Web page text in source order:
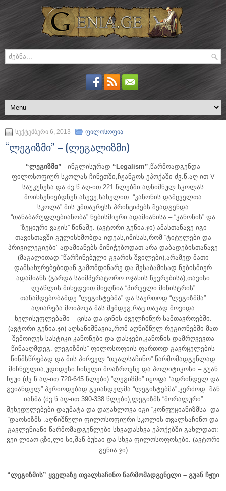
სექტემბერი 6, 2013 ფილოსოფია
“ლეგიზმი” – (ლეგალიზმი)
“ლეგიზმი” - ინგლისურად “Legalism”,წარმოადგენდა
ფილოსოფიურ სკოლას ჩინეთში,ჩჟანგოს ეპოქაში ძვ.წ.აღ-ით V
საუკუნესა და ძვ.წ.აღ-ით 221 წლებში.აღნიშნულ სკოლას
მოიხსენიებდნენ ასევე,სახელით: “კანონის დამცველთა
სკოლა”.მის უმთავრესს პრინციპებს შეადგენდა
“თანაბარუფლებიანობა” ნებისმიერი ადამიანისა – “კანონის” და
“ზეციური ვაჟის” წინაშე. (ავტორი გენია.ჯი) ამასთანავე იგი
თავისთავში გულისხმობდა იდეას,იმისას,რომ “ტიტულები და
პრივილეგიები” ადამიანებს მინიჭებოდათ არა დაბადებისთანავე
(მაგალითად “წარჩინებული გვარის შვილები),არამედ მათი
დამსახურებებიდან გამომდინარე და შესაბამისად ნებისმიერ
ადამიანს (გარდა საიმპერატორო ოჯახის წევრებისა),თავისი
ღვაწლის მიხედვით მიეღწია “პირველი მინისტრის”
თანამდებობამდე.”ლეგისტებმა” და საერთოდ “ლეგიზმმა”
აღიარება მოიპოვა მას შემდეგ,რაც თავად მოვიდა
ხელისუფლებაში – ცისა და ცინის ძველჩინურ სამთავროებში.
(ავტორი გენია.ჯი) აღსანიშნავია,რომ აღნიშნულ რეგიონებში მათ
შემოიღეს სასტიკი კანონები და დასჯები,კანონის დამრღვევთა
წინააღმდეგ.”ლეგიზმის” ფილოსოფიის ფართოდ გავრცელების
წინმსწრებად და მის პირველ “თვალსაჩინო” წარმომადგენლად
მიჩნეულია,უდიდესი ჩინელი მოაზროვნე და პოლიტიკოსი – გუან
ჩჟუი (ძვ.წ.აღ-ით 720-645 წლები).”ლეგიზმი” იყოფა “ადრინდელ და
გვიანდელ” პერიოდებად.გვიანდელმა “ლეგისტებმა”,კერძოდ: შან
იანმა (ძვ.წ.აღ-ით 390-338 წლები),ლეგიზმს “მორალური”
შეხედულებები დაუმატა და დაუახლოვა იგი “კონფუციანიზმსა” და
“დაოსიზმს”.აღნიშნული ფილოსოფიური სკოლის თვალსაჩინო და
გავლენიანი წარმომადგენლები სხვადასხვა ეპოქებში გახლდათ:
ვეი ლიაო-ცზი,ლი სი,შან ბუხაი და სხვა ფილოსოფოსები. (ავტორი
გენია.ჯი)
“ლეგიზმის” ყველაზე თვალსაჩინო წარმომადგენელი – გუან ჩჟუი